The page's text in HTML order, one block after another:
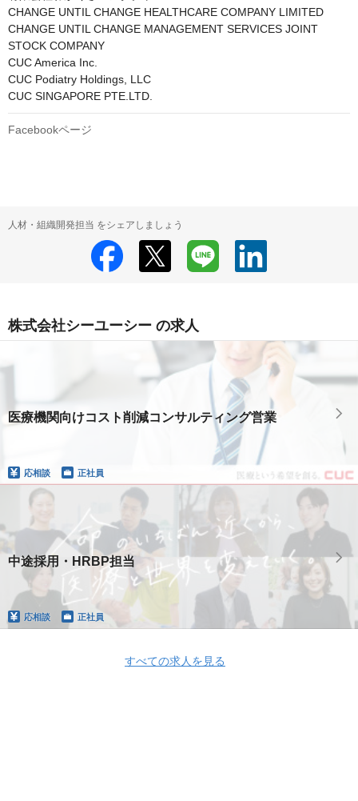
CHANGE UNTIL CHANGE HEALTHCARE COMPANY LIMITED
CHANGE UNTIL CHANGE MANAGEMENT SERVICES JOINT
STOCK COMPANY
CUC America Inc.
CUC Podiatry Holdings, LLC
CUC SINGAPORE PTE.LTD.
Facebookページ
人材・組織開発担当 をシェアしましょう
株式会社シーユーシー の求人
医療機関向けコスト削減コンサルティング営業
応相談 正社員
中途採用・HRBP担当
応相談 正社員
すべての求人を見る